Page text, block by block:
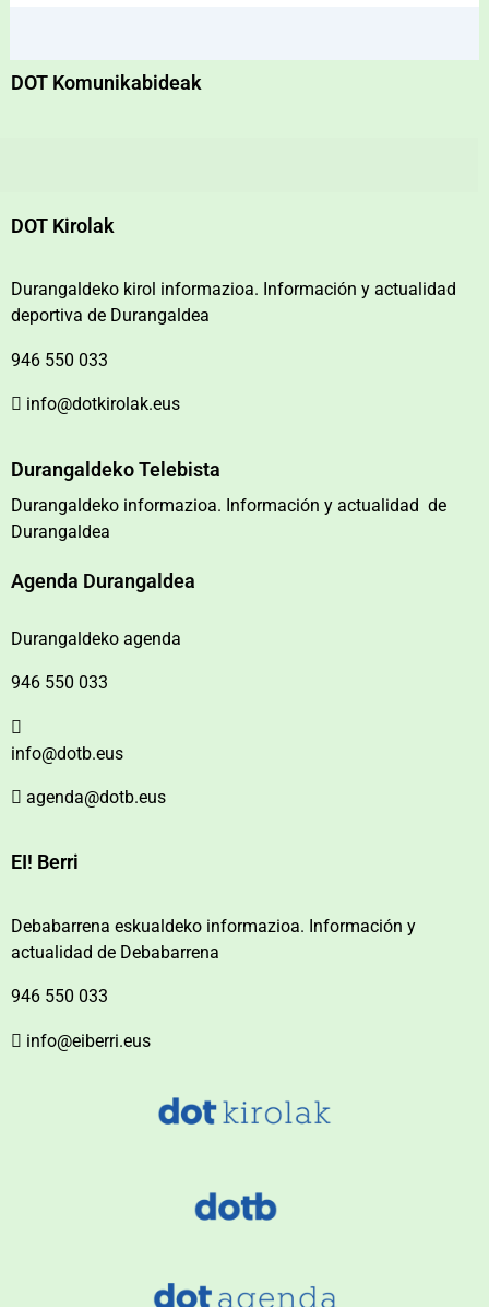
DOT Komunikabideak
DOT Kirolak
Durangaldeko kirol informazioa. Información y actualidad
deportiva de Durangaldea
946 550 033
info@dotkirolak.eus
Durangaldeko Telebista
Durangaldeko informazioa. Información y actualidad de
Durangaldea
Agenda Durangaldea
Durangaldeko agenda
946 550 033
info@dotb.eus
agenda@dotb.eus
EI! Berri
Debabarrena eskualdeko informazioa. Información y
actualidad de Debabarrena
946 550 033
info@eiberri.eus